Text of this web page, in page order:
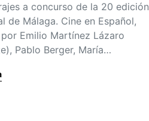
a concurso de la 20 edición
de Málaga. Cine en Español,
Emilio Martínez Lázaro
Pablo Berger, María…